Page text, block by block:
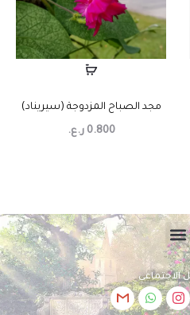
مجد الصباح المزدوجة (سيريناد)
0.800 ر.ع.
الاجتماعي